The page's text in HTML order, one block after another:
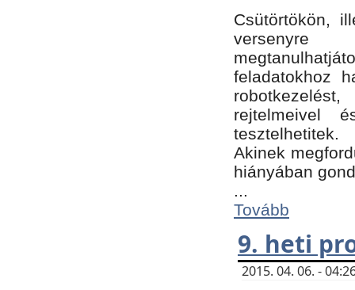
Csütörtökön,
versenyre
feladatokhoz
rejtelmeivel
tesztelhetitek.
Akinek
hiányában
...
Tovább
9. heti
2015. 04. 06. -